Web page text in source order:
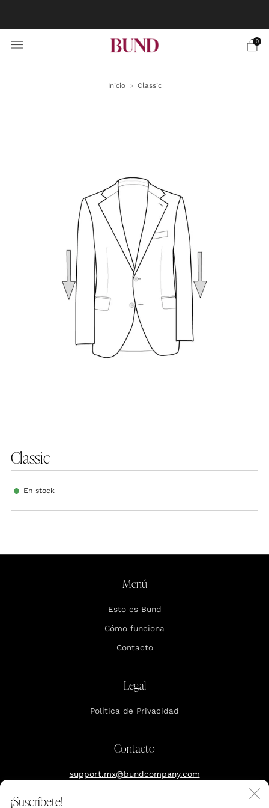
0
¡Suscríbete!
Inicio Classic
Classic
En stock
Menú
Esto es Bund
Cómo funciona
Contacto
Legal
Política de Privacidad
Contacto
support.mx@bundcompany.com